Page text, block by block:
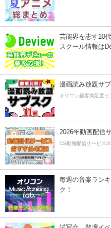
芸能界を志す10
スクール情報は
漫画読み放題サ
オリコン顧客満足度ラ
2026年動画配信
CS動画配信サービス
毎週の音楽ラン
ク！